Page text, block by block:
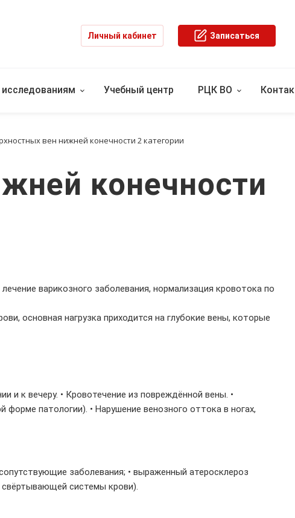
Личный кабинет Записаться
Учебный центр РЦК ВО
вен нижней конечности 2 категории
конечности
варикозного заболевания, нормализация кровотока по
основная нагрузка приходится на глубокие вены, которые
и к вечеру. • Кровотечение из повреждённой вены. •
патологии). • Нарушение венозного оттока в ногах,
заболевания; • выраженный атеросклероз
свёртывающей системы крови).